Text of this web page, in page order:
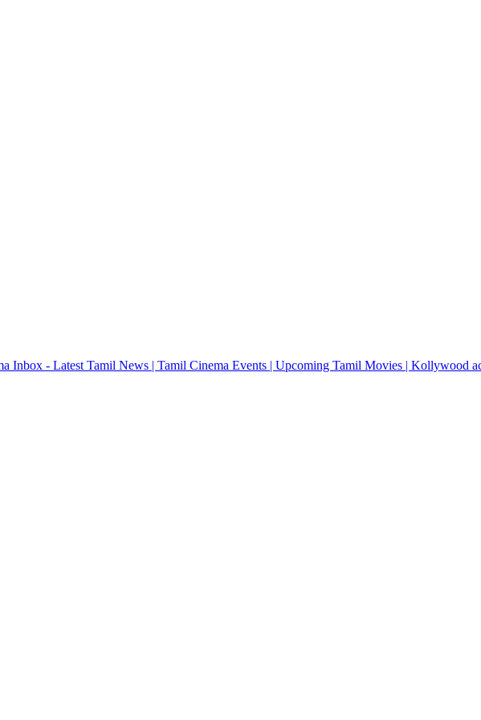
Inbox - Latest Tamil News | Tamil Cinema Events | Upcoming Tamil Movies | Kollywood